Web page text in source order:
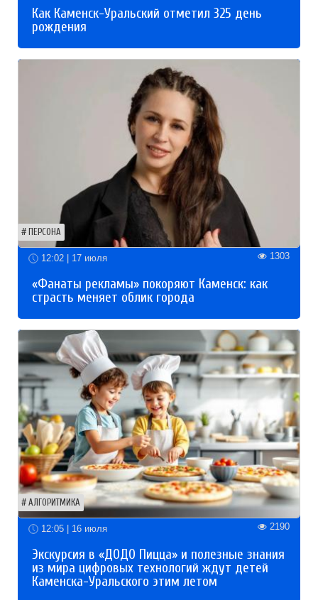
Как Каменск-Уральский отметил 325 день
рождения
ПЕРСОНА
12:02 | 17 июля 1303
«Фанаты рекламы» покоряют Каменск: как
страсть меняет облик города
АЛГОРИТМИКА
12:05 | 16 июля 2190
Экскурсия в «ДОДО Пицца» и полезные знания
из мира цифровых технологий ждут детей
Каменска-Уральского этим летом